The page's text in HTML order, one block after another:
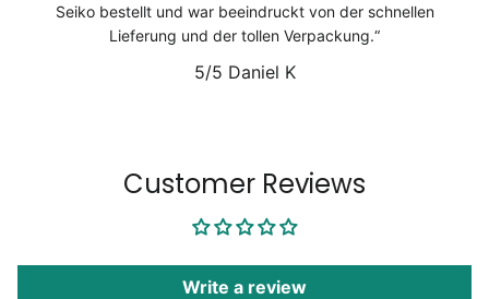
Seiko bestellt und war beeindruckt von der schnellen
Lieferung und der tollen Verpackung.
5/5 Daniel K
Customer Reviews
Write a review